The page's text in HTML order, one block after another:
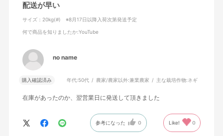
配送が早い
サイズ：20kg(#) ※8月17日以降入荷次第発送予定
何で商品を知りましたか:YouTube
no name
購入確認済み 年代:50代 農家/農家以外:兼業農家 主な栽培作物:ネギ
在庫があったのか、翌営業日に発送して頂きました
参考になった 0 Like! 0